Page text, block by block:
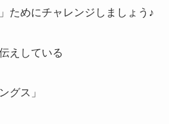
ためにチャレンジしましょう♪
えしている
グス」